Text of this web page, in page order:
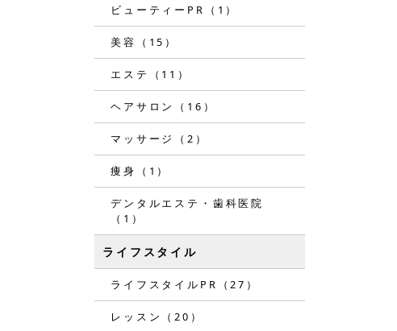
ビューティーPR（1）
美容（15）
エステ（11）
ヘアサロン（16）
マッサージ（2）
痩身（1）
デンタルエステ・歯科医院
（1）
ライフスタイル
ライフスタイルPR（27）
レッスン（20）